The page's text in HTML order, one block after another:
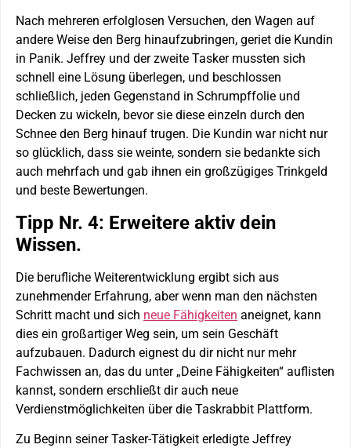
Nach mehreren erfolglosen Versuchen, den Wagen auf
andere Weise den Berg hinaufzubringen, geriet die Kundin
in Panik. Jeffrey und der zweite Tasker mussten sich
schnell eine Lösung überlegen, und beschlossen
schließlich, jeden Gegenstand in Schrumpffolie und
Decken zu wickeln, bevor sie diese einzeln durch den
Schnee den Berg hinauf trugen. Die Kundin war nicht nur
so glücklich, dass sie weinte, sondern sie bedankte sich
auch mehrfach und gab ihnen ein großzügiges Trinkgeld
und beste Bewertungen.
Tipp Nr. 4: Erweitere aktiv dein
Wissen.
Die berufliche Weiterentwicklung ergibt sich aus
zunehmender Erfahrung, aber wenn man den nächsten
Schritt macht und sich neue Fähigkeiten aneignet, kann
dies ein großartiger Weg sein, um sein Geschäft
aufzubauen. Dadurch eignest du dir nicht nur mehr
Fachwissen an, das du unter „Deine Fähigkeiten“ auflisten
kannst, sondern erschließt dir auch neue
Verdienstmöglichkeiten über die Taskrabbit Plattform.
Zu Beginn seiner Tasker-Tätigkeit erledigte Jeffrey